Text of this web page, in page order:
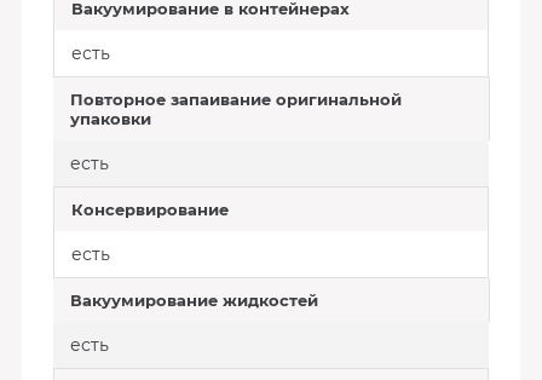
Вакуумирование в контейнерах
есть
Повторное запаивание оригинальной
упаковки
есть
Консервирование
есть
Вакуумирование жидкостей
есть